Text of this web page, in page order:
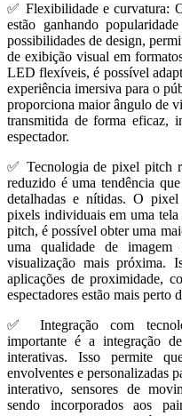
✅ Flexibilidade e curvatura:
estão ganhando
possibilidades de design,
de exibição visual em
LED flexíveis, é possível
experiência imersiva para o
proporciona maior ângulo de
transmitida de forma eficaz,
espectador.
✅ Tecnologia de pixel pitch
reduzido é uma tendência
detalhadas e nítidas. O
pixels individuais em uma
pitch, é possível obter uma
uma qualidade de imagem
visualização mais próxima.
aplicações de proximidade,
espectadores estão mais perto
✅ Integração com
importante é a integração
interativas. Isso permite
envolventes e personalizadas
interativo, sensores de
sendo incorporados aos